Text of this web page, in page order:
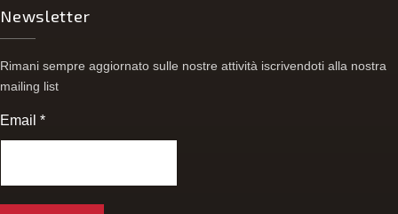
Newsletter
Rimani sempre aggiornato sulle nostre attività iscrivendoti alla nostra
mailing list
Email*